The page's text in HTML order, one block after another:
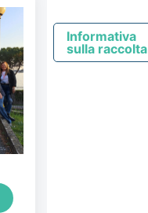
Informativa
sulla raccolta